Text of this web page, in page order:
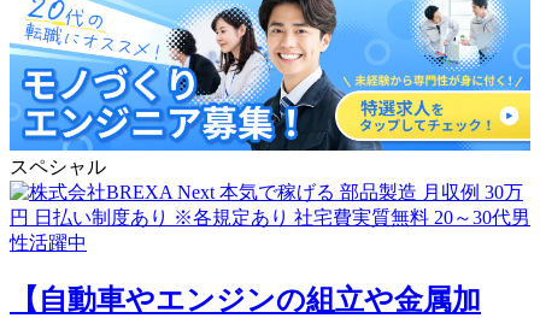
スペシャル
【自動車やエンジンの組立や金属加